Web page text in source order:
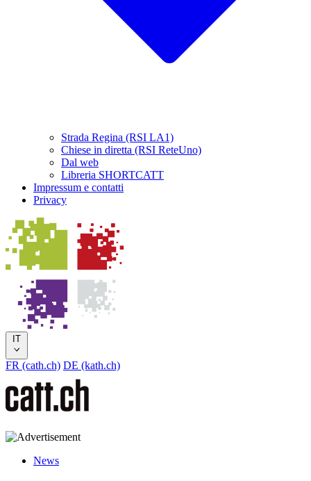
Strada Regina (RSI LA1)
Chiese in diretta (RSI ReteUno)
Dal web
Libreria SHORTCATT
Impressum e contatti
Privacy
IT
FR (cath.ch) DE (kath.ch)
News